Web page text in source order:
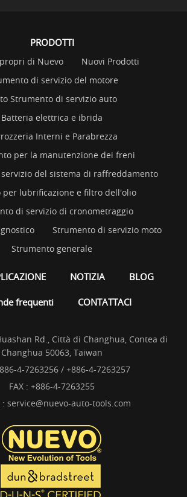
PRODOTTI
di Nuevo
Nuovi Prodotti
di servizio del motore
Strumento di servizio auto
Batteria elettrica e ibrida
Interni e Parabrezza
per la manutenzione dei freni
del sistema di raffreddamento
per lubrificazione e filtro dell'olio
di servizio di cronometraggio
Strumento di servizio moto
Strumento generale
NOTIZIA BLOG
frequenti CONTATTACI
Rd., Città di Changhua, Contea di
Changhua 50063, Taiwan
4-7263256 / +886-4-7263257
FAX : +886-4-7263255
: service@nuevo-auto-tools.com